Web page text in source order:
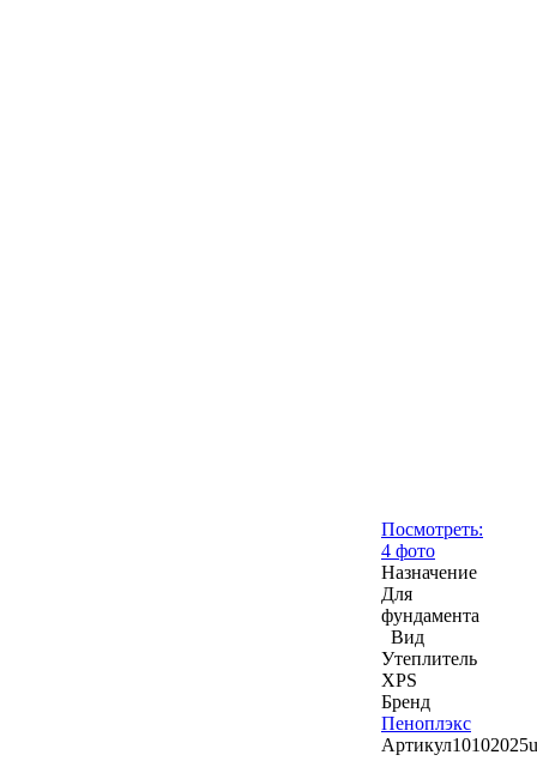
Посмотреть:
4 фото
Назначение
Для
фундамента
Вид
Утеплитель
XPS
Бренд
Пеноплэкс
Артикул10102025u